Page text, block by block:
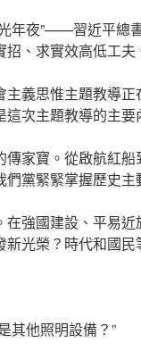
年夜”——習近平總
、求實效高低工夫
義思惟主題教導
次主題教導的主要
家寶。從啟航紅
黨緊緊掌握歷史
強國建設、平易
光榮？時代和國民
其他照明設備？”